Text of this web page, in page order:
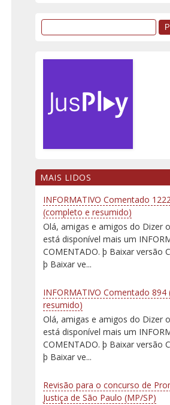
MAIS LIDOS
INFORMATIVO Comentado
(completo e resumido)
Olá, amigas e amigos do Dizer
está disponível mais um
COMENTADO. þ Baixar versão
þ Baixar ve...
INFORMATIVO Comentado
resumido)
Olá, amigas e amigos do Dizer
está disponível mais um
COMENTADO. þ Baixar versão
þ Baixar ve...
Revisão para o concurso de
Justiça de São Paulo (MP/SP)